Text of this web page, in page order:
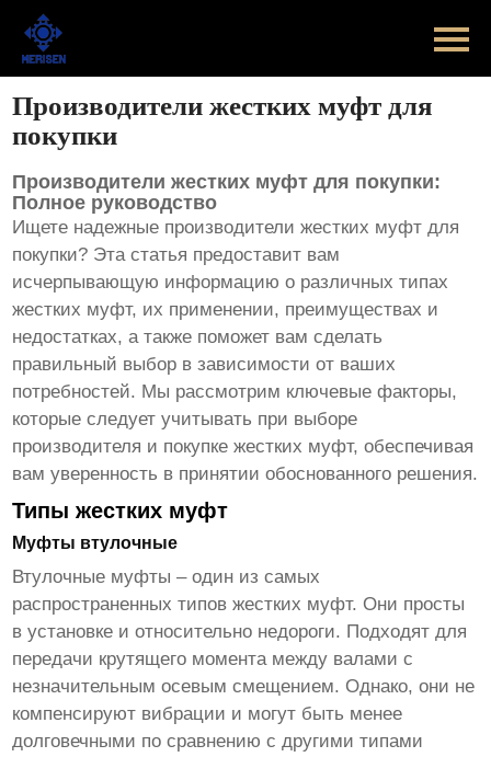
Главная
Новости
Случаи
Оборудование завода
Контакты
О Нас
Производители жестких муфт для
покупки
Производители жестких муфт для покупки:
Полное руководство
Ищете надежные производители жестких муфт для
покупки? Эта статья предоставит вам
исчерпывающую информацию о различных типах
жестких муфт, их применении, преимуществах и
недостатках, а также поможет вам сделать
правильный выбор в зависимости от ваших
потребностей. Мы рассмотрим ключевые факторы,
которые следует учитывать при выборе
производителя и покупке жестких муфт, обеспечивая
вам уверенность в принятии обоснованного решения.
Типы жестких муфт
Муфты втулочные
Втулочные муфты – один из самых
распространенных типов жестких муфт. Они просты
в установке и относительно недороги. Подходят для
передачи крутящего момента между валами с
незначительным осевым смещением. Однако, они не
компенсируют вибрации и могут быть менее
долговечными по сравнению с другими типами